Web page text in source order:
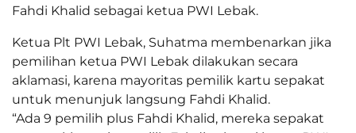
Fahdi Khalid sebagai ketua PWI Lebak.
Ketua Plt PWI Lebak, Suhatma membenarkan jika
pemilihan ketua PWI Lebak dilakukan secara
aklamasi, karena mayoritas pemilik kartu sepakat
untuk menunjuk langsung Fahdi Khalid.
“Ada 9 pemilih plus Fahdi Khalid, mereka sepakat